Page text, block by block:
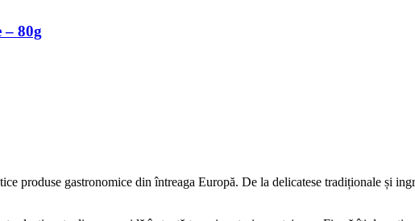
– 80g
produse gastronomice din întreaga Europă. De la delicatese tradiționale și